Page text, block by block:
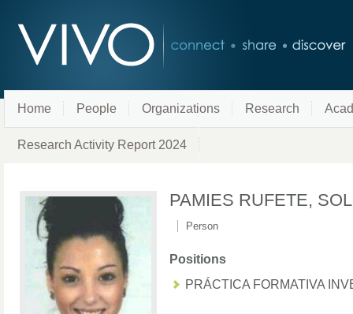
Home People Organizations Research
Research Activity Report 2024
PAMIES RUFETE,
Person
Positions
PRÁCTICA FORMATIVA